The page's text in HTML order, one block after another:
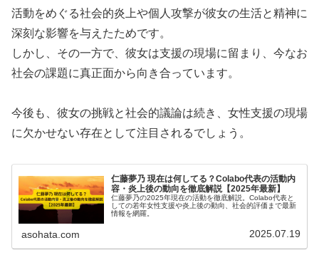
活動をめぐる社会的炎上や個人攻撃が彼女の生活と精神に
深刻な影響を与えたためです。
しかし、その一方で、彼女は支援の現場に留まり、今なお
社会の課題に真正面から向き合っています。
今後も、彼女の挑戦と社会的議論は続き、女性支援の現場
に欠かせない存在として注目されるでしょう。
仁藤夢乃 現在は何してる？Colabo代表の活動内
容・炎上後の動向を徹底解説【2025年最新】
仁藤夢乃の2025年現在の活動を徹底解説。Colabo代表と
しての若年女性支援や炎上後の動向、社会的評価まで最新
情報を網羅。
asohata.com 2025.07.19